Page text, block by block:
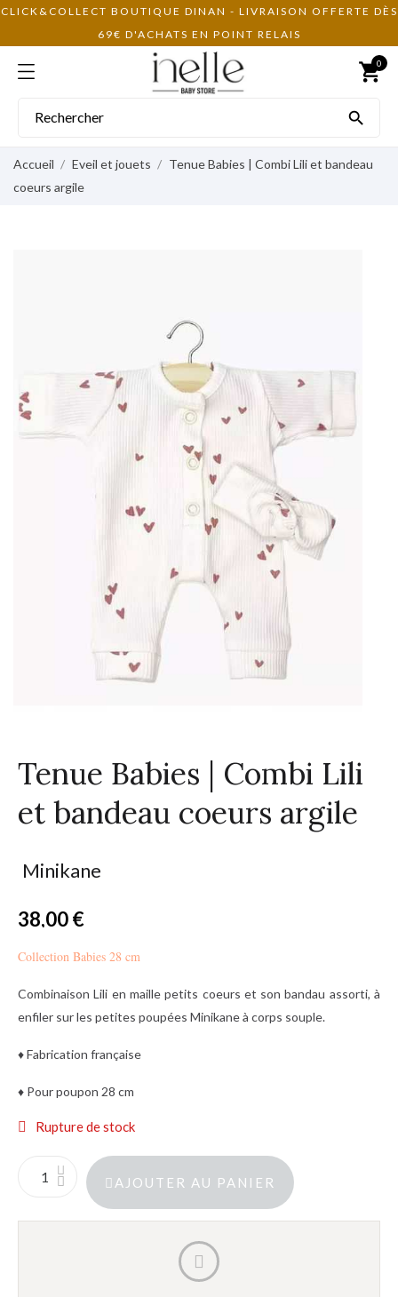
CLICK&COLLECT BOUTIQUE DINAN - LIVRAISON OFFERTE DÈS
69€ D'ACHATS EN POINT RELAIS
shopping_cart
0

Accueil Eveil et jouets
Tenue Babies | Combi Lili et bandeau
coeurs argile
Tenue Babies | Combi Lili
et bandeau coeurs argile
Minikane
38,00 €
Collection Babies 28 cm
Combinaison Lili en maille petits coeurs et son bandau assorti, à
enfiler sur les petites poupées Minikane à corps souple.
♦ Fabrication française
♦ Pour poupon 28 cm
Rupture de stock
AJOUTER AU PANIER